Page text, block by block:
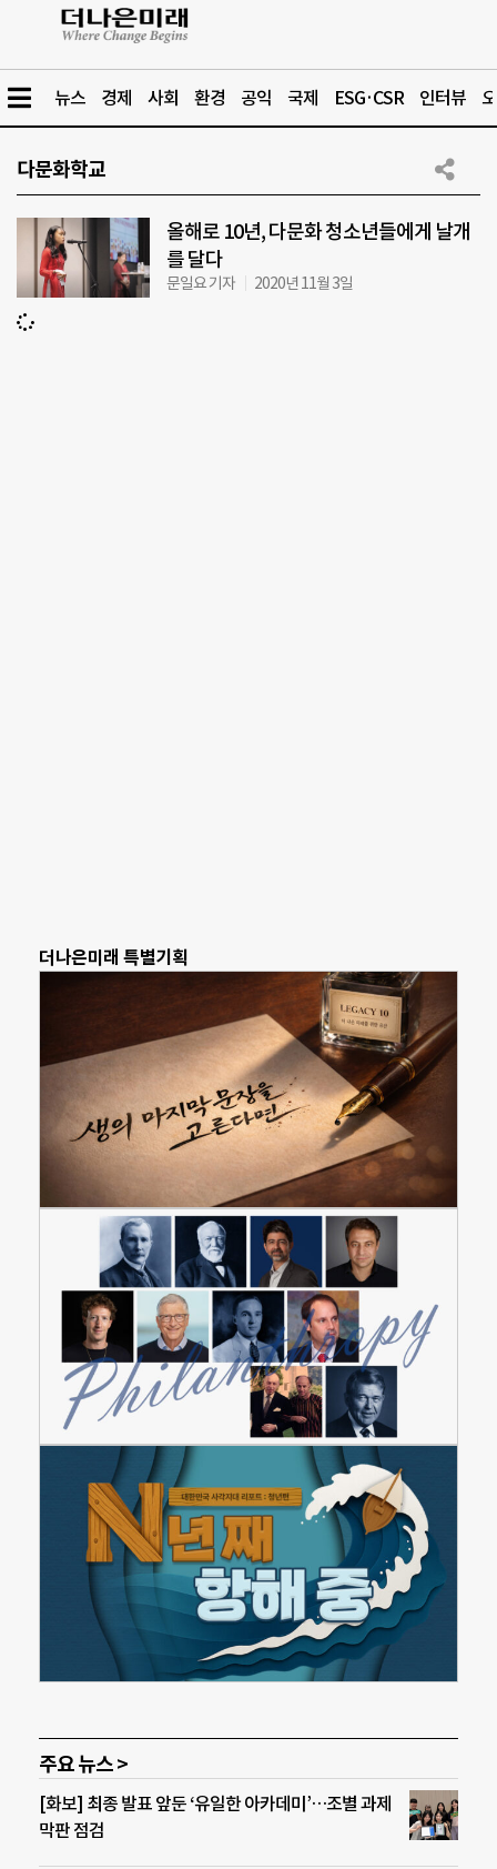
뉴스 경제 사회 환경 공익 국제 ESG·CSR 인터뷰
다문화학교
올해로 10년, 다문화 청소년들에게 날개
를 달다
문일요 기자 2020년 11월 3일
더나은미래 특별기획
주요 뉴스 >
[화보] 최종 발표 앞둔 ‘유일한 아카데미’…조별 과제
막판 점검